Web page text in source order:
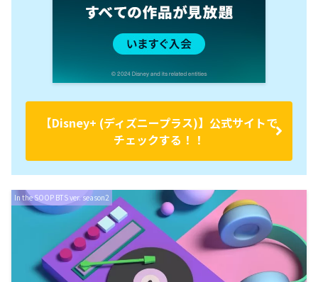
【Disney+ (ディズニープラス)】公式サイトで
チェックする！！
In the SOOP BTS ver. season2